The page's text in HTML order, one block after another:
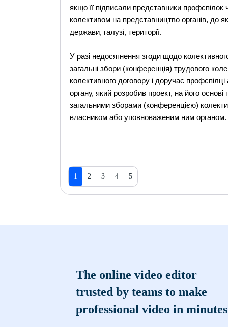
якщо її підписали представники
колективом на представництво органів, до
держави, галузі, території.
У разі недосягнення згоди щодо
загальні збори (конференція) трудового
колективного договору і доручає
органу, який розробив проект, на його
загальними зборами (конференцією)
власником або уповноваженим ним органом.
1 2 3 4 5
The online video editor
trusted by teams to make
professional video in minutes